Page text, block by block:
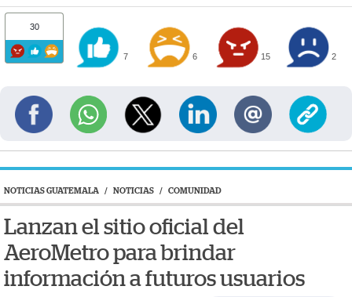
30
7 6 15 2
NOTICIAS GUATEMALA / NOTICIAS / COMUNIDAD
Lanzan el sitio oficial del
AeroMetro para brindar
información a futuros usuarios